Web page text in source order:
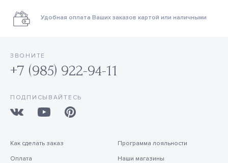
Удобная оплата Ваших заказов картой или наличными
ЗВОНИТЕ
+7 (985) 922-94-11
ПОДПИСЫВАЙТЕСЬ
Как сделать заказ
Оплата
Программа лояльности
Наши магазины